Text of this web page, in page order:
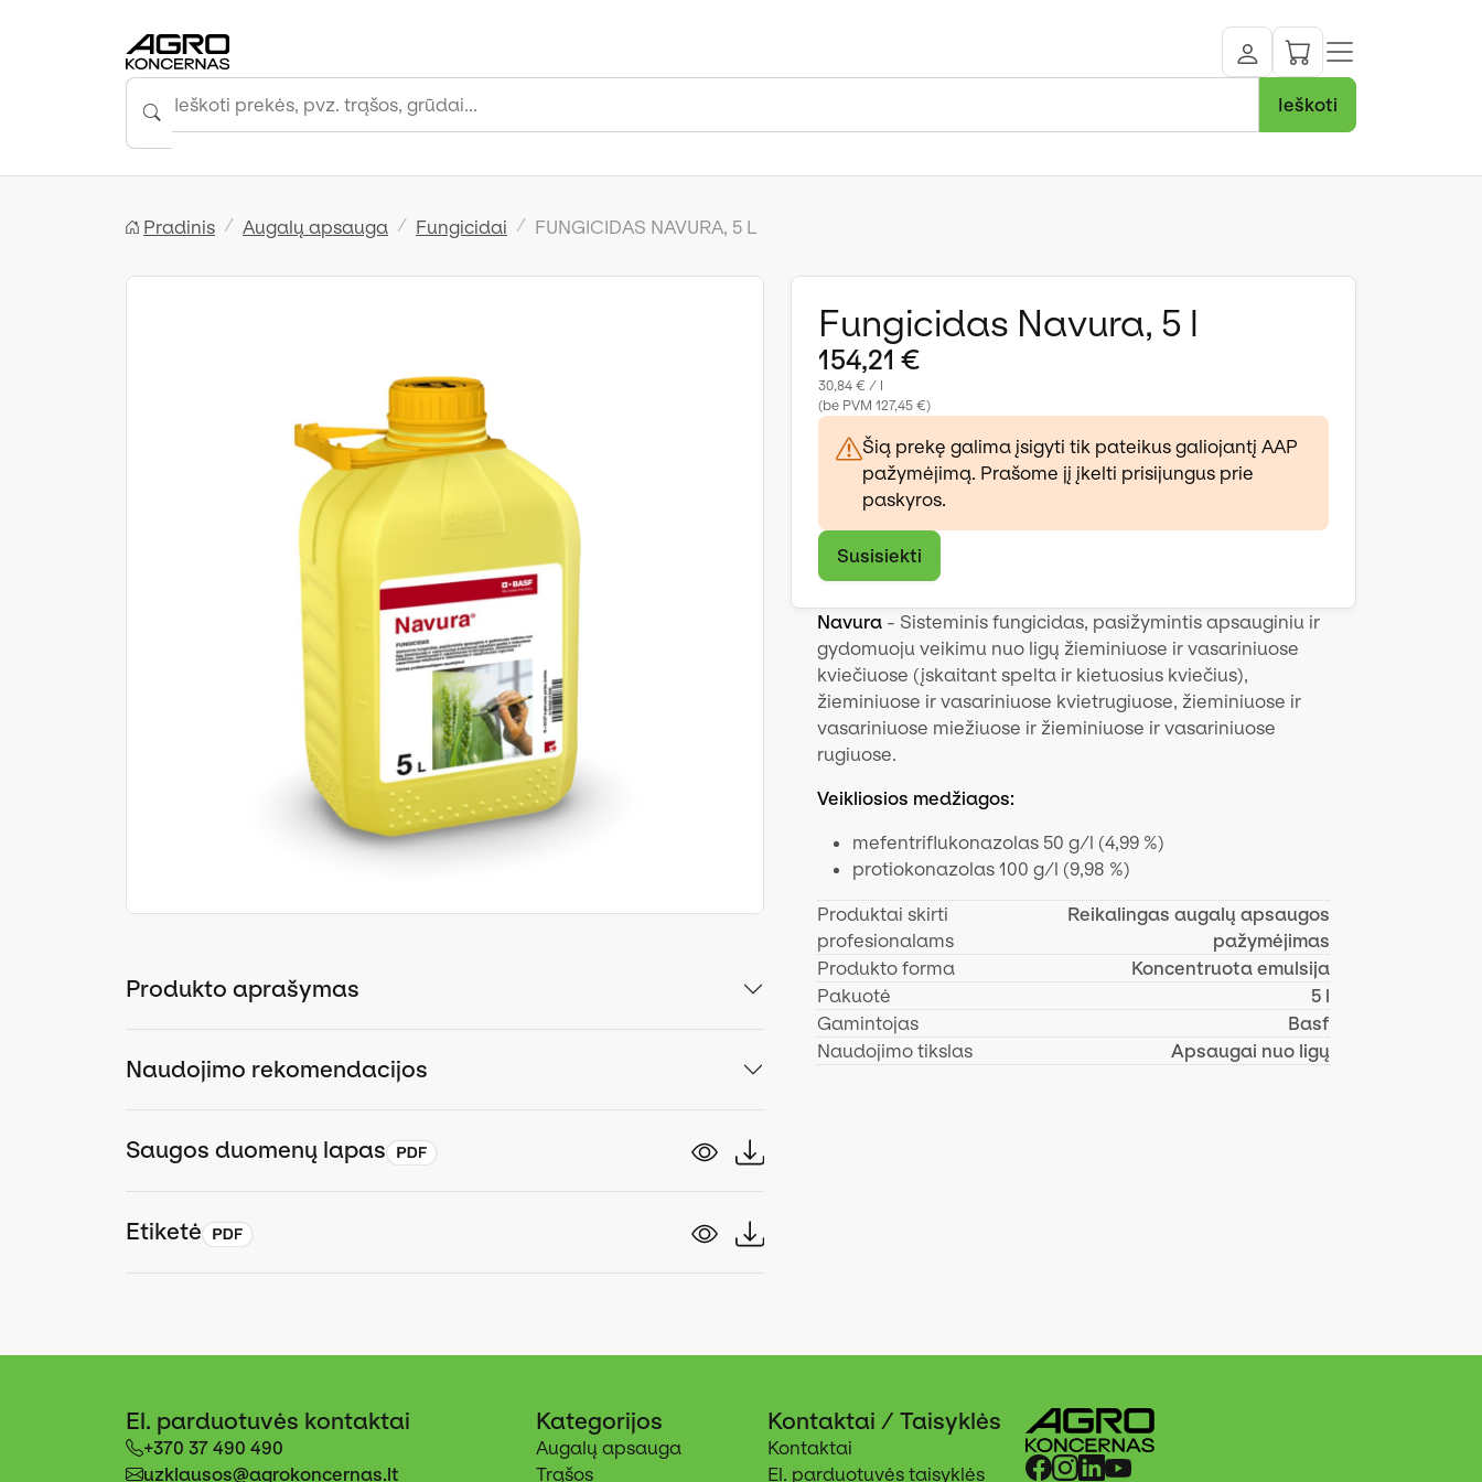
Ieškoti
Pradinis Augalų apsauga Fungicidai FUNGICIDAS NAVURA, 5 L
Fungicidas Navura, 5 l
154,21 €
30,84 € / l
(be PVM 127,45 €)
Šią prekę galima įsigyti tik pateikus galiojantį AAP
pažymėjimą. Prašome jį įkelti prisijungus prie
paskyros.
Susisiekti
Navura - Sisteminis fungicidas, pasižymintis apsauginiu ir
gydomuoju veikimu nuo ligų žieminiuose ir vasariniuose
kviečiuose (įskaitant spelta ir kietuosius kviečius),
žieminiuose ir vasariniuose kvietrugiuose, žieminiuose ir
vasariniuose miežiuose ir žieminiuose ir vasariniuose
rugiuose.
Veikliosios medžiagos:
​mefentriflukonazolas 50 g/l (4,99 %)
protiokonazolas 100 g/l (9,98 %)
Produktai skirti
profesionalams
Reikalingas augalų apsaugos
pažymėjimas
Produkto forma
Koncentruota emulsija
Pakuotė
5 l
Gamintojas
Basf
Naudojimo tikslas
Apsaugai nuo ligų
Produkto aprašymas
Naudojimo rekomendacijos
Saugos duomenų lapas
Etiketė
El. parduotuvės kontaktai
+370 37 490 490
uzklausos@agrokoncernas.lt
Kategorijos
Augalų apsauga
Trąšos
Kontaktai / Taisyklės
Kontaktai
El. parduotuvės taisyklės